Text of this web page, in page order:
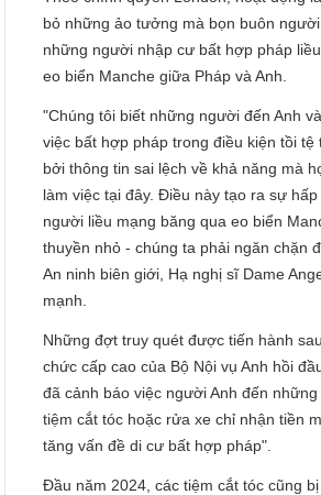
bỏ những ảo tưởng mà bọn buôn
những người nhập cư bất hợp pháp
eo biển Manche giữa Pháp và Anh.
"Chúng tôi biết những người đến Anh
việc bất hợp pháp trong điều kiện tồi
bởi thông tin sai lệch về khả năng mà
làm việc tại đây. Điều này tạo ra sự
người liều mạng băng qua eo biển
thuyền nhỏ - chúng ta phải ngăn chặn
An ninh biên giới, Hạ nghị sĩ Dame
mạnh.
Những đợt truy quét được tiến hành
chức cấp cao của Bộ Nội vụ Anh hồi
đã cảnh báo việc người Anh đến những
tiệm cắt tóc hoặc rửa xe chỉ nhận tiền
tăng vấn đề di cư bất hợp pháp".
Đầu năm 2024, các tiệm cắt tóc cũng